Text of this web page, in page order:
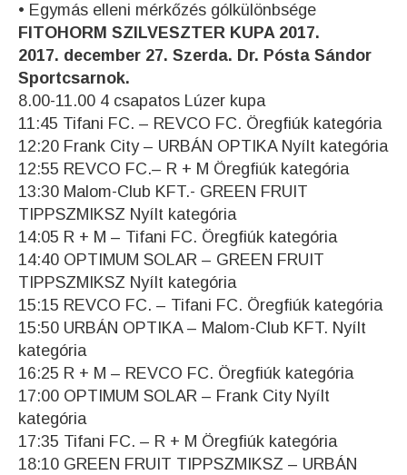
• Egymás elleni mérkőzés gólkülönbsége
FITOHORM SZILVESZTER KUPA 2017.
2017. december 27. Szerda. Dr. Pósta Sándor
Sportcsarnok.
8.00-11.00 4 csapatos Lúzer kupa
11:45 Tifani FC. – REVCO FC. Öregfiúk kategória
12:20 Frank City – URBÁN OPTIKA Nyílt kategória
12:55 REVCO FC.– R + M Öregfiúk kategória
13:30 Malom-Club KFT.- GREEN FRUIT
TIPPSZMIKSZ Nyílt kategória
14:05 R + M – Tifani FC. Öregfiúk kategória
14:40 OPTIMUM SOLAR – GREEN FRUIT
TIPPSZMIKSZ Nyílt kategória
15:15 REVCO FC. – Tifani FC. Öregfiúk kategória
15:50 URBÁN OPTIKA – Malom-Club KFT. Nyílt
kategória
16:25 R + M – REVCO FC. Öregfiúk kategória
17:00 OPTIMUM SOLAR – Frank City Nyílt
kategória
17:35 Tifani FC. – R + M Öregfiúk kategória
18:10 GREEN FRUIT TIPPSZMIKSZ – URBÁN